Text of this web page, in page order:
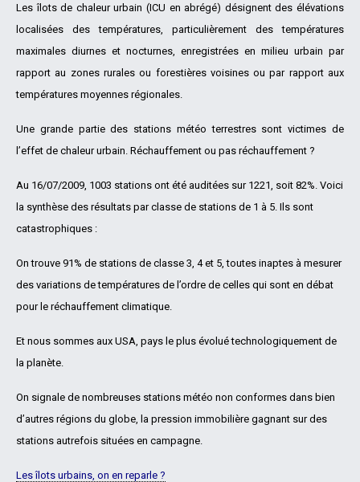
Les îlots de chaleur urbain (ICU en abrégé) désignent des élévations
localisées des températures, particulièrement des températures
maximales diurnes et nocturnes, enregistrées en milieu urbain par
rapport au zones rurales ou forestières voisines ou par rapport aux
températures moyennes régionales.
Une grande partie des stations météo terrestres sont victimes de
l’effet de chaleur urbain. Réchauffement ou pas réchauffement ?
Au 16/07/2009, 1003 stations ont été auditées sur 1221, soit 82%. Voici
la synthèse des résultats par classe de stations de 1 à 5. Ils sont
catastrophiques :
On trouve 91% de stations de classe 3, 4 et 5, toutes inaptes à mesurer
des variations de températures de l’ordre de celles qui sont en débat
pour le réchauffement climatique.
Et nous sommes aux USA, pays le plus évolué technologiquement de
la planète.
On signale de nombreuses stations météo non conformes dans bien
d’autres régions du globe, la pression immobilière gagnant sur des
stations autrefois situées en campagne.
Les îlots urbains, on en reparle ?